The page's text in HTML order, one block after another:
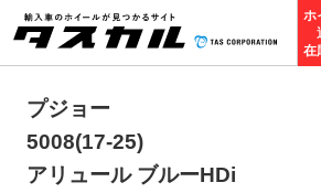
ホ
在
プジョー
5008(17-25)
アリュール ブルーHDi